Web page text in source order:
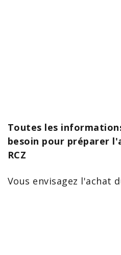
Toutes les
besoin pour préparer
RCZ
Vous envisagez l'achat